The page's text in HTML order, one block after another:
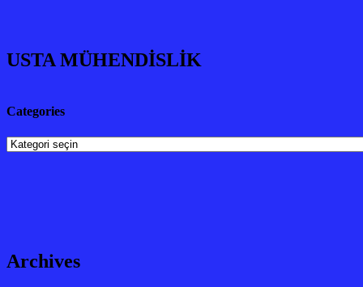
USTA MÜHENDİSLİK
Categories
Categories
Archives